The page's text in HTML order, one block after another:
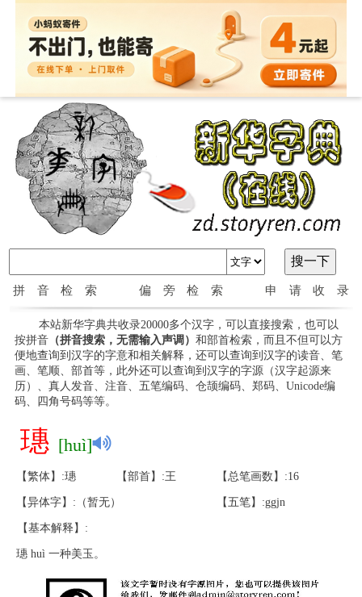
拼音检索 偏旁检索 申请收录
本站新华字典共收录20000多个汉字，可以直接搜索，也可以
按拼音（拼音搜索，无需输入声调） 和部首检索，而且不但可以方
便地查询到汉字的字意和相关解释，还可以查询到汉字的读音、笔
画、笔顺、部首等，此外还可以查询到汉字的字源（汉字起源来
历）、真人发音、注音、五笔编码、仓颉编码、郑码、Unicode编
码、四角号码等等。
璤 [huì]
【繁体】:璤 【部首】:王 【总笔画数】:16
【异体字】:（暂无） 【五笔】:ggjn
【基本解释】:
璤 huì 一种美玉。